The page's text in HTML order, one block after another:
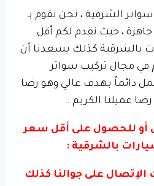
الشرقية ، نحن نقوم بـ
، حيث نقدم لكم أقل
بالشرقية كذلك يسعدنا أن
في مجال تركيب سواتر
دائماً بهدف عالي وهو رضا
عميلنا الكريم .
أو للحصول على أقل سعر
بالشرقية :
الإتصال على جوالنا كذلك